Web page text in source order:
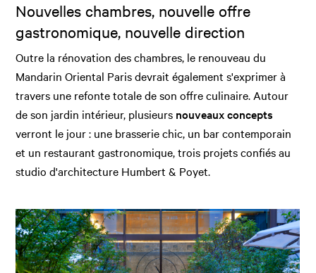
Nouvelles chambres, nouvelle offre
gastronomique, nouvelle direction
Outre la rénovation des chambres, le renouveau du
Mandarin Oriental Paris devrait également s'exprimer à
travers une refonte totale de son offre culinaire. Autour
de son jardin intérieur, plusieurs nouveaux concepts
verront le jour : une brasserie chic, un bar contemporain
et un restaurant gastronomique, trois projets confiés au
studio d'architecture Humbert & Poyet.